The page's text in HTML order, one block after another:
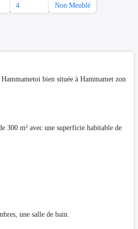
4 Non Meublé
bien située à Hammamet zon
300 m² avec une superficie habitable de
une salle de bain.